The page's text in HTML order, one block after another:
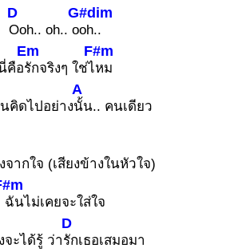
D
Ooh.. oh.. o
G#dim
oh..
คือ
Em
รักจริงๆ ใช่ไ
F#m
หม
คิดไปอย่าง
A
นั้น.. คนเดียว
จากใจ (เสียงข้างในหัวใจ)
ฉันไม่เคยจะใส่ใจ
จะได้รู้ ว่า
D
รักเธอเสมอมา